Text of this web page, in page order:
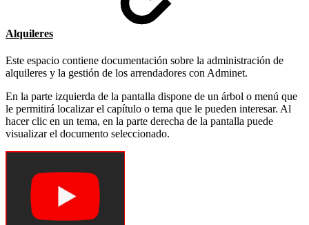
Alquileres
Este espacio contiene documentación sobre la administración de
alquileres y la gestión de los arrendadores con Adminet.
En la parte izquierda de la pantalla dispone de un árbol o menú que
le permitirá localizar el capítulo o tema que le pueden interesar. Al
hacer clic en un tema, en la parte derecha de la pantalla puede
visualizar el documento seleccionado.